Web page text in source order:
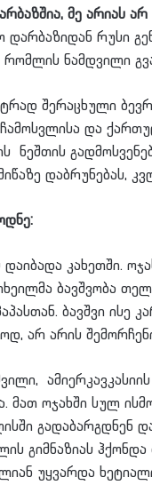
მე არიას არ
დარბაზიდან რუსი
ნამდვილი
შერაცხული
და
ნეშთის
დაბრუნებას,
დაიბადა კახეთში.
ბავშვობა
ბავშვი
არ არის
მათ ოჯახში სულ
გადაბარგდნენ
გიმნაზიას
უყვარდა